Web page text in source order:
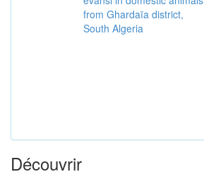
from Ghardaïa district,
South Algeria
Découvrir